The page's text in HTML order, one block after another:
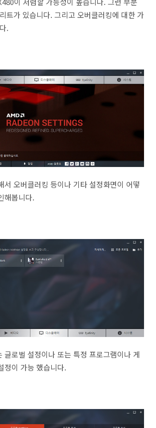
트가 있습니다. 그리고 오버클러킹에 대한 가
.
서 오버클러킹 등이나 기타 설정화면이 어떻
해봅니다.
글로벌 설정이나 또는 특정 프로그램이나 게
정이 가능 했습니다.